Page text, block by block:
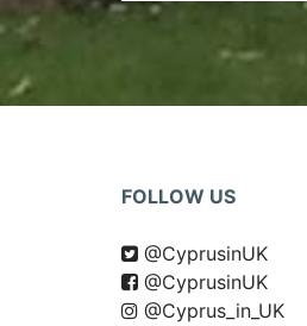
FOLLOW US
@CyprusinUK
@CyprusinUK
@Cyprus_in_UK